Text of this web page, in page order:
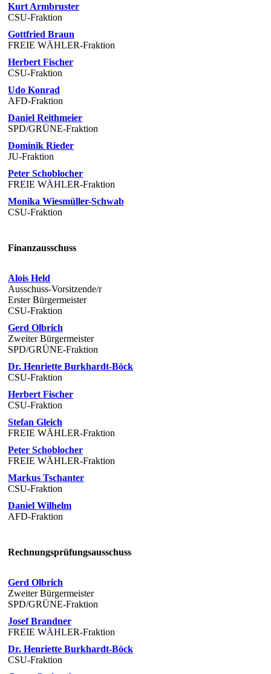
Kurt Armbruster
CSU-Fraktion
Gottfried Braun
FREIE WÄHLER-Fraktion
Herbert Fischer
CSU-Fraktion
Udo Konrad
AFD-Fraktion
Daniel Reithmeier
SPD/GRÜNE-Fraktion
Dominik Rieder
JU-Fraktion
Peter Schoblocher
FREIE WÄHLER-Fraktion
Monika Wiesmüller-Schwab
CSU-Fraktion
Finanzausschuss
Alois Held
Ausschuss-Vorsitzende/r
Erster Bürgermeister
CSU-Fraktion
Gerd Olbrich
Zweiter Bürgermeister
SPD/GRÜNE-Fraktion
Dr. Henriette Burkhardt-Böck
CSU-Fraktion
Herbert Fischer
CSU-Fraktion
Stefan Gleich
FREIE WÄHLER-Fraktion
Peter Schoblocher
FREIE WÄHLER-Fraktion
Markus Tschanter
CSU-Fraktion
Daniel Wilhelm
AFD-Fraktion
Rechnungsprüfungsausschuss
Gerd Olbrich
Zweiter Bürgermeister
SPD/GRÜNE-Fraktion
Josef Brandner
FREIE WÄHLER-Fraktion
Dr. Henriette Burkhardt-Böck
CSU-Fraktion